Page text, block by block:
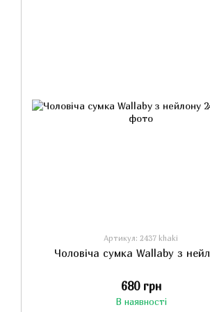
Артикул: 2437 khaki
Чоловіча сумка Wallaby з
680 грн
В наявності